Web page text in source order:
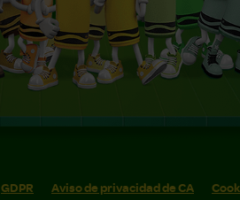
GDPR Aviso de privacidad de CA